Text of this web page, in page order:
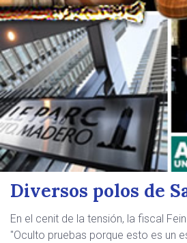
Diversos polos de
En el cenit de la tensión, la fiscal
"Oculto pruebas porque esto es un